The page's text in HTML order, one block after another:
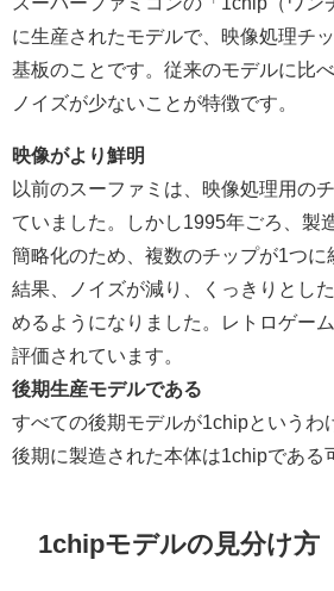
に生産されたモデルで、映像処理チ
基板のことです。従来のモデルに比
ノイズが少ないことが特徴です。
映像がより鮮明
以前のスーファミは、映像処理用の
ていました。しかし1995年ごろ、製
簡略化のため、複数のチップが1つ
結果、ノイズが減り、くっきりとし
めるようになりました。レトロゲー
評価されています。
後期生産モデルである
すべての後期モデルが1chipというわ
後期に製造された本体は1chipである
1chipモデルの見分け方